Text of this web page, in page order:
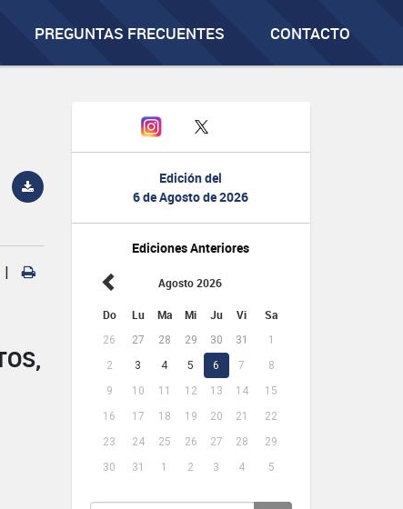
PREGUNTAS FRECUENTES CONTACTO
Edición del
6 de Agosto de 2026
Ediciones Anteriores
Agosto 2026
Do Lu Ma Mi Ju Vi Sa
26 27 28 29 30 31
1
2
3 4 5 6 7
8
9
10 11 12 13 14
15
16
17 18 19 20 21
22
23
24 25 26 27 28
29
30
31 1 2 3 4 5
|